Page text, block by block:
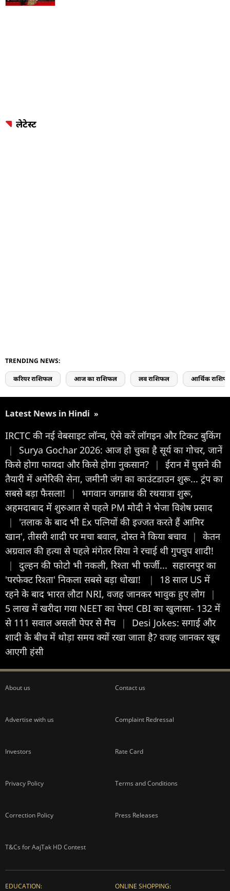
लेटेस्ट
TRENDING NEWS:
करियर राशिफल आज का राशिफल लव राशिफल आर्थिक
Latest News in Hindi »
IRCTC की नई वेबसाइट लॉन्च, ऐसे करें लॉगइन और टिकट बुकिंग
|
Surya Gochar 2026: आज हो चुका है सूर्य का गोचर, जानें
किसे होगा फायदा और किसे होगा नुकसान?
|
ईरान में घुसने की
तैयारी में अमेरिकी सेना, जमीनी जंग का काउंटडाउन शुरू... ट्रंप का
सबसे बड़ा फैसला!
|
भगवान जगन्नाथ की रथयात्रा शुरू,
अहमदाबाद में शुरुआत से पहले PM मोदी ने भेजा विशेष प्रसाद
|
'तलाक के बाद भी Ex पत्नियों की इज्जत करते हैं आमिर
खान', तीसरी शादी पर मचा बवाल, दोस्त ने किया बचाव |
केतन
अग्रवाल की हत्या से पहले मंगेतर सिया ने रचाई थी गुपचुप शादी!
|
दुल्हन की फोटो भी नकली, रिश्ता भी फर्जी... सहारनपुर का
'परफेक्ट रिश्ता' निकला सबसे बड़ा धोखा!
|
18 साल US में
रहने के बाद भारत लौटा NRI, वजह जानकर भावुक हुए लोग |
5 लाख में खरीदा गया NEET का पेपर! CBI का खुलासा- 132 में
से 111 सवाल असली पेपर से मैच |
Desi Jokes: सगाई और
शादी के बीच में थोड़ा समय क्यों रखा जाता है? वजह जानकर खूब
आएगी हंसी
About us Contact us
Advertise with us Complaint Redressal
Investors Rate Card
Privacy Policy Terms and Conditions
Correction Policy Press Releases
T&Cs for AajTak HD Contest
EDUCATION: ONLINE SHOPPING: